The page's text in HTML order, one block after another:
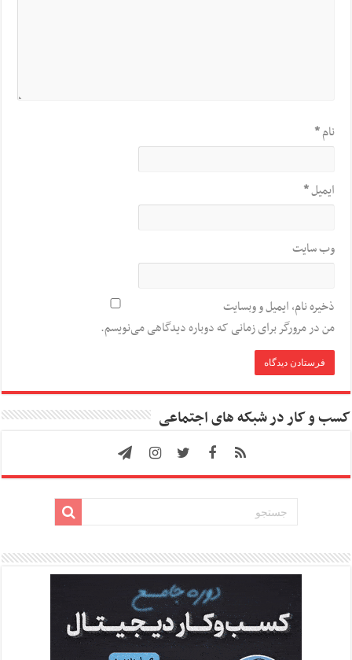
نام*
ایمیل*
وب‌ سایت
ذخیره نام، ایمیل و وبسایت
من در مرورگر برای زمانی که دوباره دیدگاهی می‌نویسم.
کسب و کار در شبکه های اجتماعی